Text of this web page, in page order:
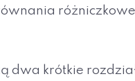
dwa krótkie